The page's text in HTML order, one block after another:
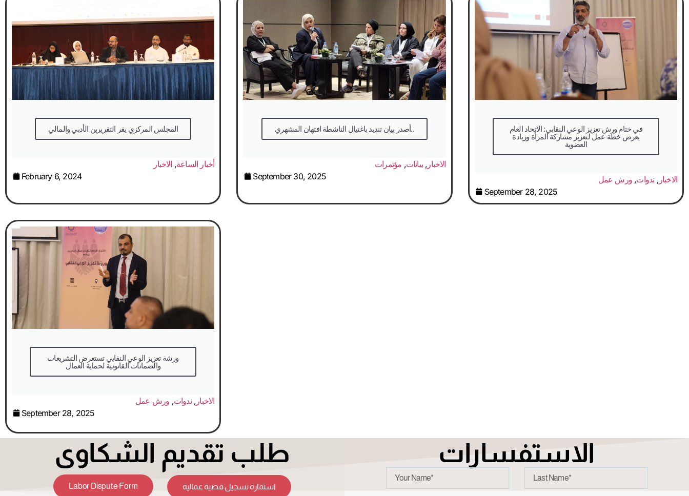
المجلس المركزي يقر التقريرين الأدبي والمالي
أخبار الساعة, الاخبار
February 6, 2024
أصدر بيان تنديد باغتيال الناشطة افتهان المشهري..
الاخبار , بيانات, مؤتمرات
September 30, 2025
في ختام ورش تعزيز الوعي النقابي: الاتحاد العام
يعرض خطة عمل لتعزيز مشاركة المرأة وزيادة
العضوية
الاخبار, ندوات,ورش عمل
September 28, 2025
والضمانات القانونية لحماية العمال
الاخبار ,ندوات, ورش عمل
September 28, 2025
طلب تقديم الشكاوى
Labor Dispute Form استمارة تسجيل قضية عمالية
الاستفسارات